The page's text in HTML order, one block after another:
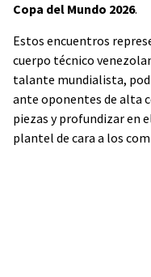
Copa del Mundo 2026.
Estos encuentros
cuerpo técnico
talante mundialista,
ante oponentes de alta
piezas y profundizar en
plantel de cara a los